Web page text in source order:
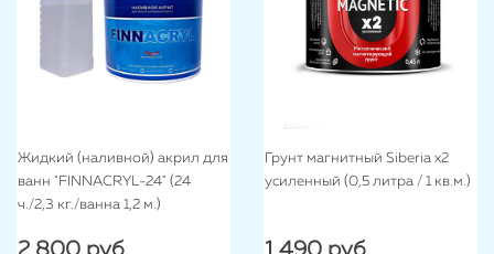
Жидкий (наливной) акрил для
ванн "FINNACRYL-24" (24
ч./2,3 кг./ванна 1,2 м.)
Грунт магнитный Siberia x2
усиленный (0,5 литра / 1 кв.м.)